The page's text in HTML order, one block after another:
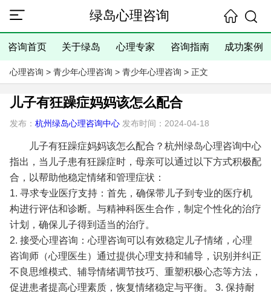
绿岛心理咨询
咨询首页 关于绿岛 心理专家 咨询指南 成功案例
心理咨询 > 青少年心理咨询 > 青少年心理咨询 > 正文
儿子有狂躁症妈妈该怎么配合
发布： 杭州绿岛心理咨询中心发布时间：2024-04-18
儿子有狂躁症妈妈该怎么配合？杭州绿岛心理咨询中心
指出，当儿子患有狂躁症时，母亲可以通过以下方式积极配
合，以帮助他稳定情绪和管理症状：
1. 寻求专业医疗支持：首先，确保带儿子到专业的医疗机
构进行评估和诊断。与精神科医生合作，制定个性化的治疗
计划，确保儿子得到适当的治疗。
2. 接受心理咨询：心理咨询可以有效稳定儿子情绪，心理
咨询师（心理医生）通过提供心理支持和辅导，识别并纠正
不良思维模式、辅导情绪调节技巧、重塑积极心态等方法，
促进患者提高心理素质，恢复情绪稳定与平衡。
3. 保持耐